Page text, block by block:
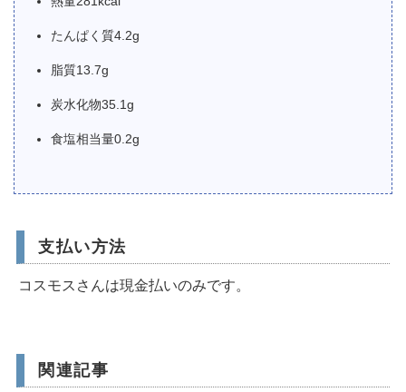
たんぱく質4.2g
脂質13.7g
炭水化物35.1g
食塩相当量0.2g
支払い方法
コスモスさんは現金払いのみです。
関連記事